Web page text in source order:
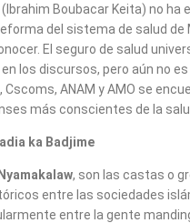
(Ibrahim Boubacar Keita) no ha
del sistema de salud de
El seguro de salud
los discursos, pero aún no
Cscoms, ANAM y AMO se
más conscientes de la
ka Badjime
Nyamakalaw, son las castas o
entre las sociedades
entre la gente